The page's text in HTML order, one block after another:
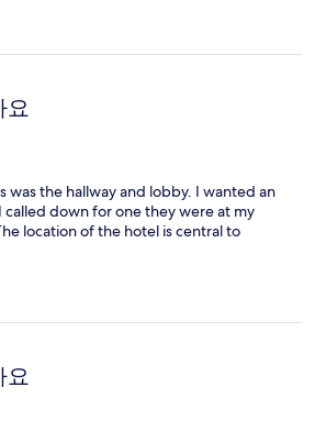
요
was the hallway and lobby. I wanted an
down for one they were at my
location of the hotel is central to
요